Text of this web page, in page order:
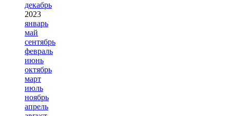
декабрь
2023
январь
май
сентябрь
февраль
июнь
октябрь
март
июль
ноябрь
апрель